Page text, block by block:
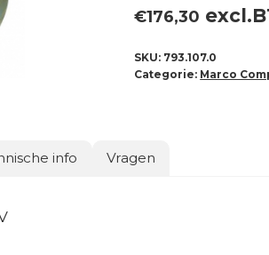
€176,30
SKU: 793.107.0
Categorie: Marco
info Vragen